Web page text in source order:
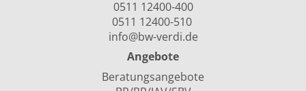
0511 12400-400
0511 12400-510
info@bw-verdi.de
Angebote
Beratungsangebote